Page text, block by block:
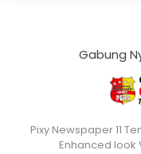
Gabung
Pixy Newspaper 11
Enhanced look